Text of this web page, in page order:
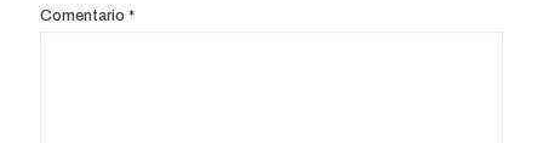
Comentario *